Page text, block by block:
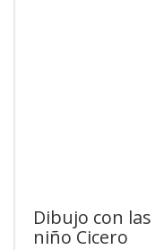
Dibujo con
niño Cicero